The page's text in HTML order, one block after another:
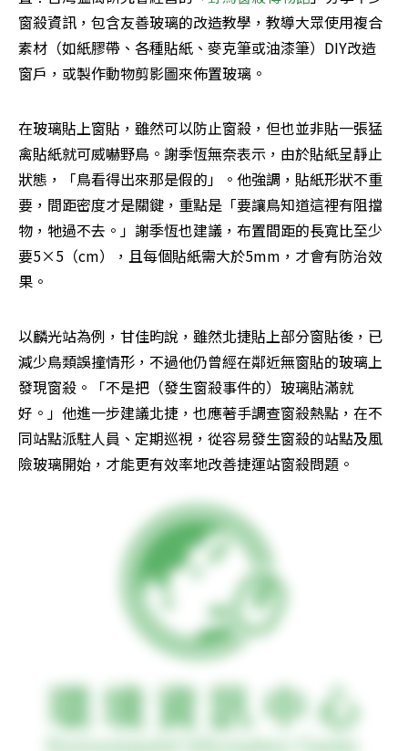
窗殺資訊，包含友善玻璃的改造教學，教導大眾使用複合
素材（如紙膠帶、各種貼紙、麥克筆或油漆筆）DIY改造
窗戶，或製作動物剪影圖來佈置玻璃。
在玻璃貼上窗貼，雖然可以防止窗殺，但也並非貼一張猛
禽貼紙就可威嚇野鳥。謝季恆無奈表示，由於貼紙呈靜止
狀態，「鳥看得出來那是假的」。他強調，貼紙形狀不重
要，間距密度才是關鍵，重點是「要讓鳥知道這裡有阻擋
物，牠過不去。」謝季恆也建議，布置間距的長寬比至少
要5×5（cm），且每個貼紙需大於5mm，才會有防治效
果。
以麟光站為例，甘佳昀說，雖然北捷貼上部分窗貼後，已
減少鳥類誤撞情形，不過他仍曾經在鄰近無窗貼的玻璃上
發現窗殺。「不是把（發生窗殺事件的）玻璃貼滿就
好。」他進一步建議北捷，也應著手調查窗殺熱點，在不
同站點派駐人員、定期巡視，從容易發生窗殺的站點及風
險玻璃開始，才能更有效率地改善捷運站窗殺問題。